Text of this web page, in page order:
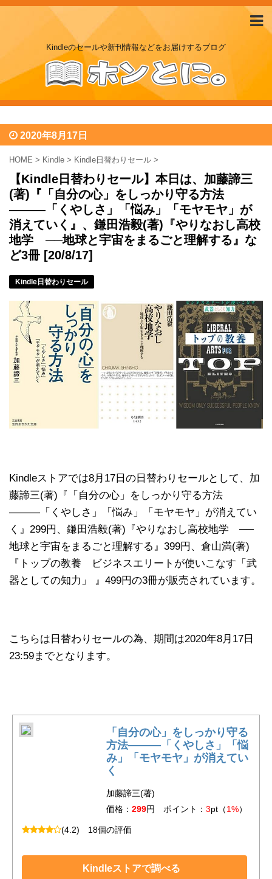
Kindleのセールや新刊情報などをお届けするブログ
2020年8月17日
HOME > Kindle > Kindle日替わりセール >
【Kindle日替わりセール】本日は、加藤諦三
(著)『「自分の心」をしっかり守る方法
―――「くやしさ」「悩み」「モヤモヤ」が
消えていく』、鎌田浩毅(著)『やりなおし高校
地学 ──地球と宇宙をまるごと理解する』な
ど3冊 [20/8/17]
Kindle日替わりセール
Kindleストアでは8月17日の日替わりセールとして、加
藤諦三(著)『「自分の心」をしっかり守る方法
―――「くやしさ」「悩み」「モヤモヤ」が消えてい
く』299円、鎌田浩毅(著)『やりなおし高校地学 ──
地球と宇宙をまるごと理解する』399円、倉山満(著)
『トップの教養 ビジネスエリートが使いこなす「武
器としての知力」 』499円の3冊が販売されています。
こちらは日替わりセールの為、期間は2020年8月17日
23:59までとなります。
「自分の心」をしっかり守る
方法―――「くやしさ」「悩
み」「モヤモヤ」が消えてい
く
加藤諦三(著)
価格： 299円 ポイント： 3pt（1%）
(4.2) 18個の評価
Kindleストアで調べる